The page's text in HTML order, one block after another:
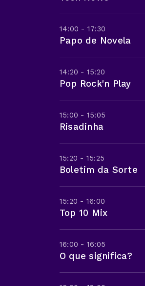
14:00 - 17:30
Papo de Novela
14:20 - 15:20
Pop Rock'n Play
15:00 - 15:05
Risadinha
15:20 - 15:25
Boletim da Sorte
15:20 - 16:00
Top 10 Mix
16:00 - 16:05
O que significa?